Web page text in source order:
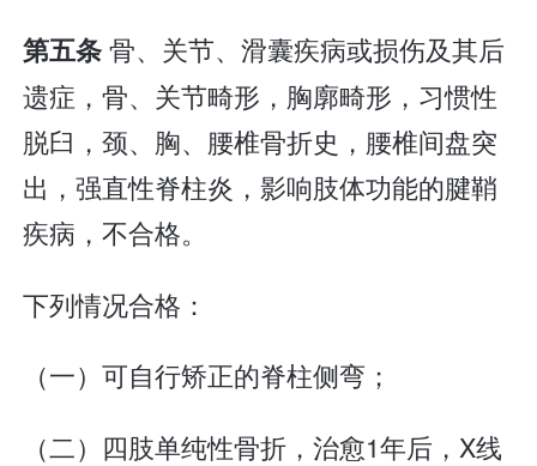
第五条骨、关节、滑囊疾病或损伤及其后
遗症，骨、关节畸形，胸廓畸形，习惯性
脱臼，颈、胸、腰椎骨折史，腰椎间盘突
出，强直性脊柱炎，影响肢体功能的腱鞘
疾病，不合格。
下列情况合格：
（一）可自行矫正的脊柱侧弯；
（二）四肢单纯性骨折，治愈1年后，X线